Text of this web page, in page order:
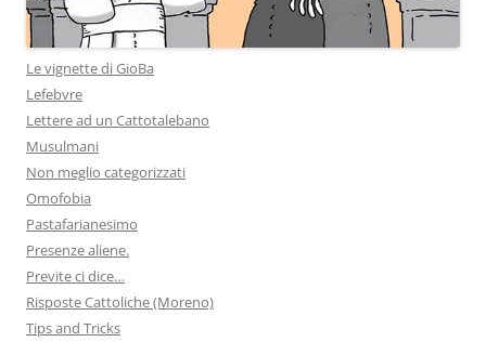
Le vignette di GioBa
Lefebvre
Lettere ad un Cattotalebano
Musulmani
Non meglio categorizzati
Omofobia
Pastafarianesimo
Presenze aliene.
Previte ci dice…
Risposte Cattoliche (Moreno)
Tips and Tricks